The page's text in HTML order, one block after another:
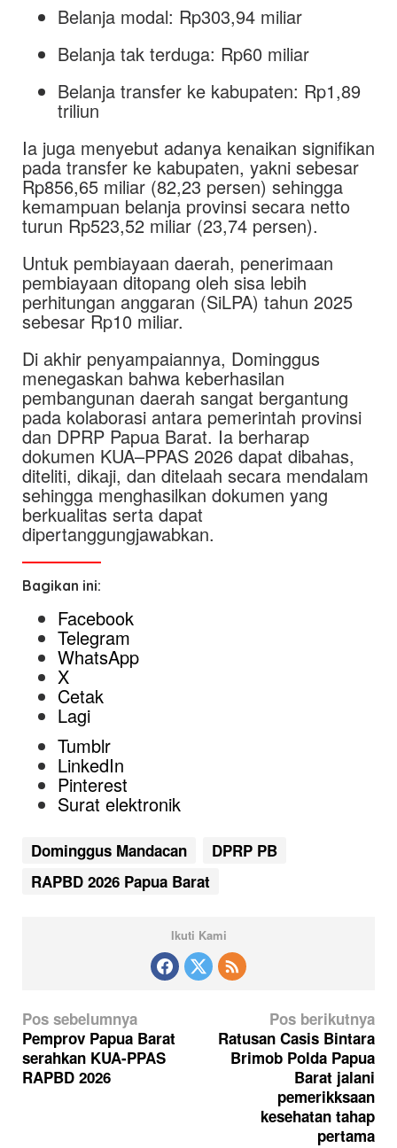
Belanja modal: Rp303,94 miliar
Belanja tak terduga: Rp60 miliar
Belanja transfer ke kabupaten: Rp1,89
triliun
Ia juga menyebut adanya kenaikan signifikan
pada transfer ke kabupaten, yakni sebesar
Rp856,65 miliar (82,23 persen) sehingga
kemampuan belanja provinsi secara netto
turun Rp523,52 miliar (23,74 persen).
Untuk pembiayaan daerah, penerimaan
pembiayaan ditopang oleh sisa lebih
perhitungan anggaran (SiLPA) tahun 2025
sebesar Rp10 miliar.
Di akhir penyampaiannya, Dominggus
menegaskan bahwa keberhasilan
pembangunan daerah sangat bergantung
pada kolaborasi antara pemerintah provinsi
dan DPRP Papua Barat. Ia berharap
dokumen KUA–PPAS 2026 dapat dibahas,
diteliti, dikaji, dan ditelaah secara mendalam
sehingga menghasilkan dokumen yang
berkualitas serta dapat
dipertanggungjawabkan.
Bagikan ini:
Facebook
Telegram
WhatsApp
X
Cetak
Lagi
Tumblr
LinkedIn
Pinterest
Surat elektronik
Dominggus Mandacan
DPRP PB
RAPBD 2026 Papua Barat
Ikuti Kami
N
a
v
i
Pos sebelumnya
Pemprov Papua Barat
serahkan KUA-PPAS
RAPBD 2026
Pos berikutnya
Ratusan Casis Bintara
Brimob Polda Papua
Barat jalani
pemerikksaan
kesehatan tahap
pertama